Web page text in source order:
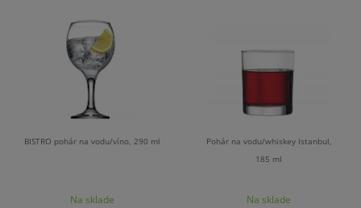
BISTRO pohár na vodu/víno, 290 ml
Na sklade
Pohár na vodu/whiskey Istanbul,
185 ml
Na sklade